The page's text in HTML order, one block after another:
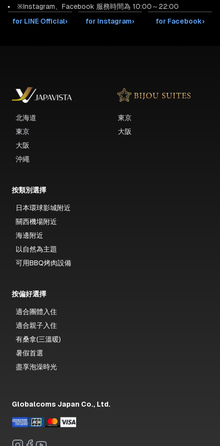
※Instagram、Facebook 服務時間為 10:00～22:00
for LINE Official› for Instagram› for Facebook›
北海道
東京
大阪
沖繩
東京
大阪
按類別選擇
日本環球影城附近
關西機場附近
海邊附近
以自然為主題
可用BBQ烤肉設備
按偏好選擇
適合團體入住
適合親子入住
有桑拿(三溫暖)
暑假首選
盡享泡澡時光
Globalcoms Japan Co., Ltd.